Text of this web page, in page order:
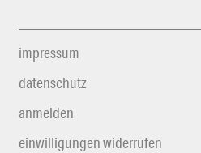
impressum
datenschutz
anmelden
einwilligungen widerrufen